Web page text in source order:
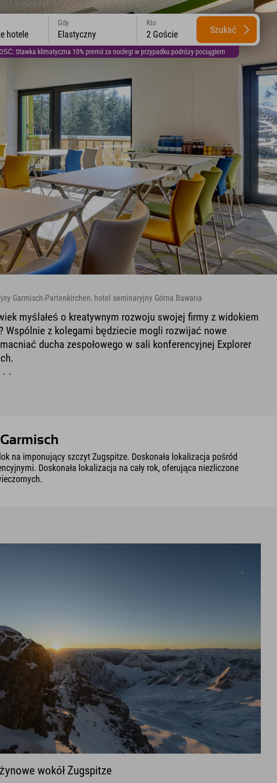
Stawka klimatyczna 10% premii za noclegi w przypadku podróży pociągiem
hotele
Gdy
Elastyczny
Kto
2 Goście Szukać
Garmisch-Partenkirchen, hotel seminaryjny Górna Bawaria
myślałeś o kreatywnym rozwoju swojej firmy z widokiem
Wspólnie z kolegami będziecie mogli rozwijać nowe
ducha zespołowego w sali konferencyjnej Explorer
na imponujący szczyt Zugspitze. Doskonała lokalizacja pośród
Doskonała lokalizacja na cały rok, oferująca niezliczone
wokół Zugspitze